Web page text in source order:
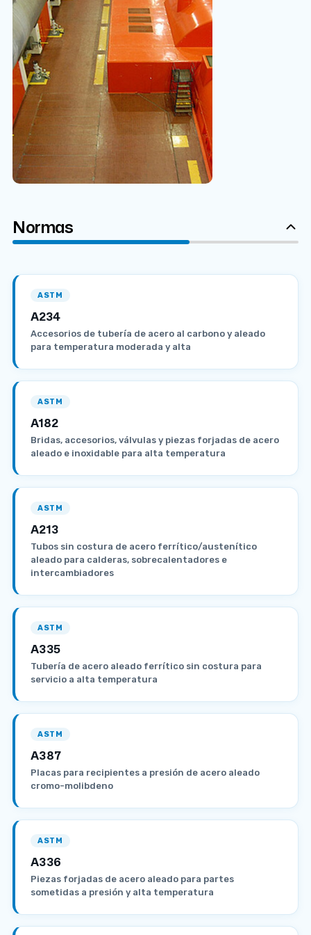
Normas
ASTM
A234
Accesorios de tubería de acero al carbono y aleado
para temperatura moderada y alta
ASTM
A182
Bridas, accesorios, válvulas y piezas forjadas de acero
aleado e inoxidable para alta temperatura
ASTM
A213
Tubos sin costura de acero ferrítico/austenítico
aleado para calderas, sobrecalentadores e
intercambiadores
ASTM
A335
Tubería de acero aleado ferrítico sin costura para
servicio a alta temperatura
ASTM
A387
Placas para recipientes a presión de acero aleado
cromo-molibdeno
ASTM
A336
Piezas forjadas de acero aleado para partes
sometidas a presión y alta temperatura